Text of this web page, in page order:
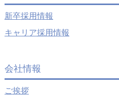
新卒採用情報
キャリア採用情報
会社情報
ご挨拶